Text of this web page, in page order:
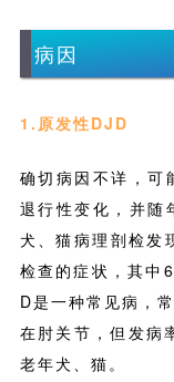
病因
1.原发性DJD
确切病因不详，可
退行性变化，并随
犬、猫病理剖检发
检查的症状，其中
D是一种常见病，
在肘关节，但发病
老年犬、猫。